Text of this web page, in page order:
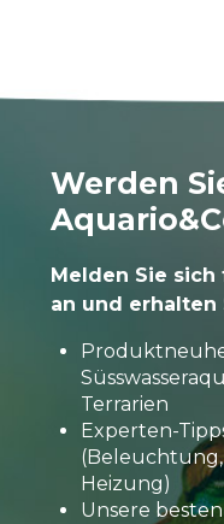
Werden
Melden Sie
an und erhalten
Terrarien
Experten-
(Beleuchtung,
Heizung)
Unsere